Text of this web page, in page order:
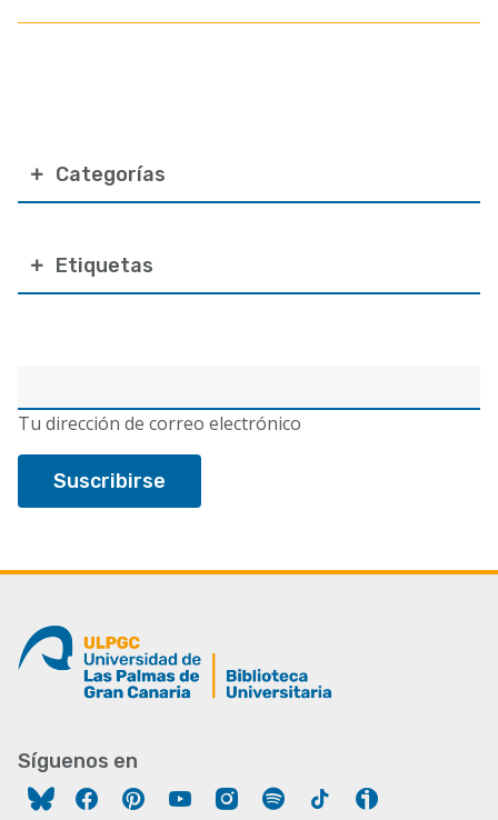
electrónico
Tu dirección de correo electrónico
Categorías
Etiquetas
Síguenos en
FacebookPinterestYouTubeInstagram
Spotify Tiktok